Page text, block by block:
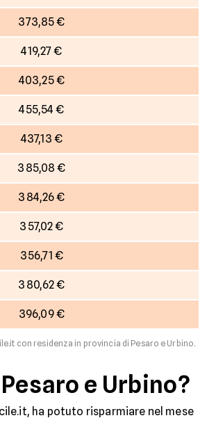
373,85 €
419,27 €
403,25 €
455,54 €
437,13 €
385,08 €
384,26 €
357,02 €
356,71 €
380,62 €
396,09 €
con residenza in provincia di Pesaro e Urbino.
e Urbino?
ha potuto risparmiare nel mese